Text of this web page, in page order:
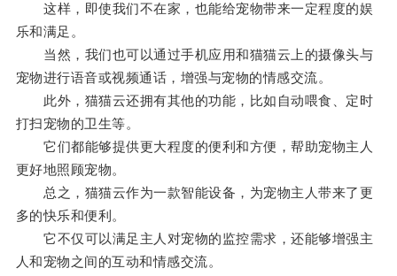
这样，即使我们不在家，也能给宠物带来一定程度的娱
乐和满足。
当然，我们也可以通过手机应用和猫猫云上的摄像头与
宠物进行语音或视频通话，增强与宠物的情感交流。
此外，猫猫云还拥有其他的功能，比如自动喂食、定时
打扫宠物的卫生等。
它们都能够提供更大程度的便利和方便，帮助宠物主人
更好地照顾宠物。
总之，猫猫云作为一款智能设备，为宠物主人带来了更
多的快乐和便利。
它不仅可以满足主人对宠物的监控需求，还能够增强主
人和宠物之间的互动和情感交流。